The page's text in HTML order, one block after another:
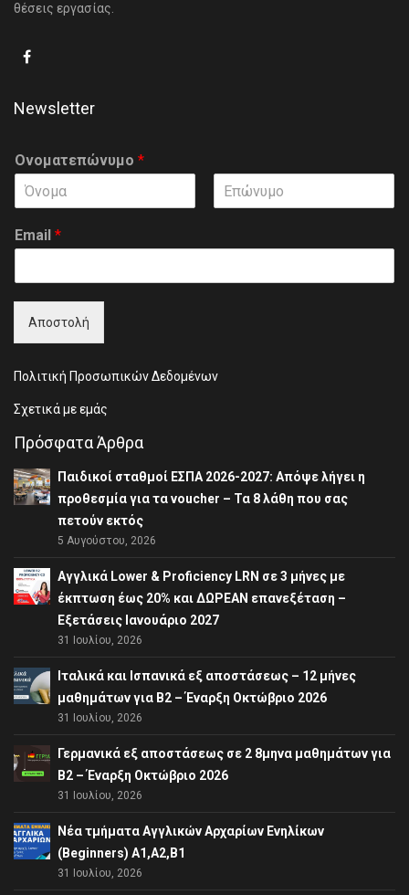
θέσεις εργασίας.
Newsletter
Ονοματεπώνυμο *
i
rEmail *
Αποστολή
Πολιτική Προσωπικών Δεδομένων
Σχετικά με εμάς
Πρόσφατα Άρθρα
Παιδικοί σταθμοί ΕΣΠΑ 2026-2027: Απόψε λήγει η
προθεσμία για τα voucher – Τα 8 λάθη που σας
πετούν εκτός
5 Αυγούστου, 2026
Αγγλικά Lower & Proficiency LRN σε 3 μήνες με
έκπτωση έως 20% και ΔΩΡΕΑΝ επανεξέταση –
Εξετάσεις Ιανουάριο 2027
31 Ιουλίου, 2026
Ιταλικά και Ισπανικά εξ αποστάσεως – 12 μήνες
μαθημάτων για B2 – Έναρξη Οκτώβριο 2026
31 Ιουλίου, 2026
Γερμανικά εξ αποστάσεως σε 2 8μηνα μαθημάτων για
Β2 – Έναρξη Οκτώβριο 2026
31 Ιουλίου, 2026
Νέα τμήματα Αγγλικών Αρχαρίων Ενηλίκων
(Beginners) A1,A2,B1
31 Ιουλίου, 2026